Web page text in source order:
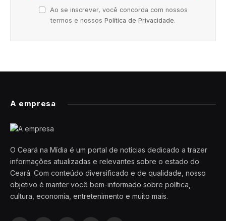
Ao se inscrever, você concorda com nossos
termos e nossos Política de Privacidade.
A empresa
O Ceará na Mídia é um portal de notícias dedicado a trazer
informações atualizadas e relevantes sobre o estado do
Ceará. Com conteúdo diversificado e de qualidade, nosso
objetivo é manter você bem-informado sobre política,
cultura, economia, entretenimento e muito mais.